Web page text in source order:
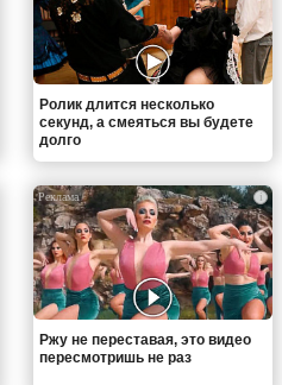
Ролик длится несколько
секунд, а смеяться вы будете
долго
i
Ржу не переставая, это видео
пересмотришь не раз